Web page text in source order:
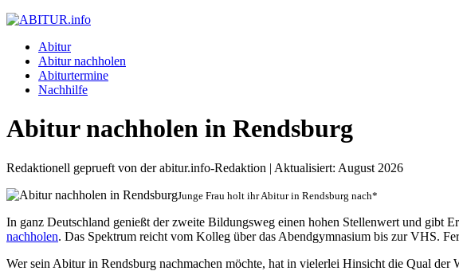
Abitur
Abitur nachholen
Abiturtermine
Nachhilfe
Abitur nachholen in Rendsburg
Redaktionell geprueft von der abitur.info-Redaktion | Aktualisiert: August 2026
Junge Frau holt ihr Abitur in Rendsburg nach*
In ganz Deutschland genießt der zweite Bildungsweg einen hohen Stellenwert und gibt
nachholen. Das Spektrum reicht vom Kolleg über das Abendgymnasium bis zur VHS.
Wer sein Abitur in Rendsburg nachmachen möchte, hat in vielerlei Hinsicht die Qual